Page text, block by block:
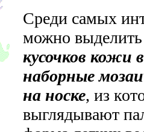
Среди самых
можно
кусочков кожи
наборные
на носке, из
выглядывают